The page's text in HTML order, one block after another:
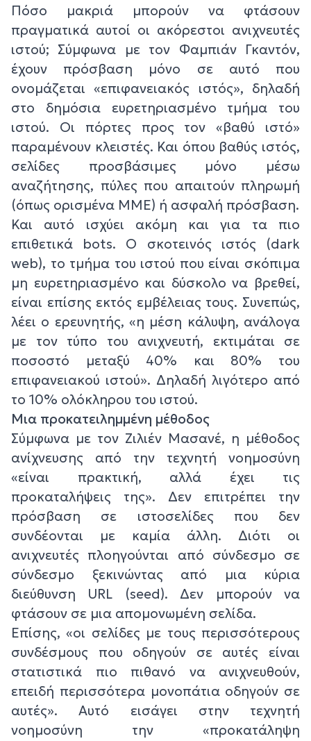
Πόσο μακριά μπορούν να φτάσουν
πραγματικά αυτοί οι ακόρεστοι ανιχνευτές
ιστού; Σύμφωνα με τον Φαμπιάν Γκαντόν,
έχουν πρόσβαση μόνο σε αυτό που
ονομάζεται «επιφανειακός ιστός», δηλαδή
στο δημόσια ευρετηριασμένο τμήμα του
ιστού. Οι πόρτες προς τον «βαθύ ιστό»
παραμένουν κλειστές. Και όπου βαθύς ιστός,
σελίδες προσβάσιμες μόνο μέσω
αναζήτησης, πύλες που απαιτούν πληρωμή
(όπως ορισμένα ΜΜΕ) ή ασφαλή πρόσβαση.
Και αυτό ισχύει ακόμη και για τα πιο
επιθετικά bots. Ο σκοτεινός ιστός (dark
web), το τμήμα του ιστού που είναι σκόπιμα
μη ευρετηριασμένο και δύσκολο να βρεθεί,
είναι επίσης εκτός εμβέλειας τους. Συνεπώς,
λέει ο ερευνητής, «η μέση κάλυψη, ανάλογα
με τον τύπο του ανιχνευτή, εκτιμάται σε
ποσοστό μεταξύ 40% και 80% του
επιφανειακού ιστού». Δηλαδή λιγότερο από
το 10% ολόκληρου του ιστού.
Μια προκατειλημμένη μέθοδος
Σύμφωνα με τον Ζιλιέν Μασανέ, η μέθοδος
ανίχνευσης από την τεχνητή νοημοσύνη
«είναι πρακτική, αλλά έχει τις
προκαταλήψεις της». Δεν επιτρέπει την
πρόσβαση σε ιστοσελίδες που δεν
συνδέονται με καμία άλλη. Διότι οι
ανιχνευτές πλοηγούνται από σύνδεσμο σε
σύνδεσμο ξεκινώντας από μια κύρια
διεύθυνση URL (seed). Δεν μπορούν να
φτάσουν σε μια απομονωμένη σελίδα.
Επίσης, «οι σελίδες με τους περισσότερους
συνδέσμους που οδηγούν σε αυτές είναι
στατιστικά πιο πιθανό να ανιχνευθούν,
επειδή περισσότερα μονοπάτια οδηγούν σε
αυτές». Αυτό εισάγει στην τεχνητή
νοημοσύνη την «προκατάληψη